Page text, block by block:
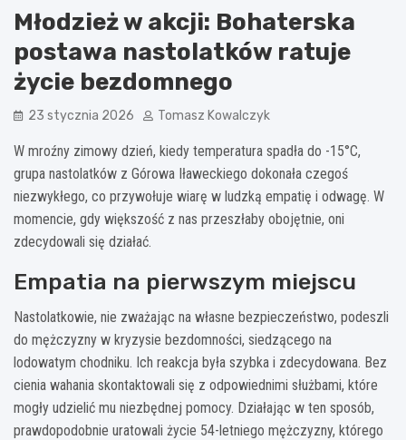
Młodzież w akcji: Bohaterska
postawa nastolatków ratuje
życie bezdomnego
23 stycznia 2026 Tomasz Kowalczyk
W mroźny zimowy dzień, kiedy temperatura spadła do -15°C,
grupa nastolatków z Górowa Iławeckiego dokonała czegoś
niezwykłego, co przywołuje wiarę w ludzką empatię i odwagę. W
momencie, gdy większość z nas przeszłaby obojętnie, oni
zdecydowali się działać.
Empatia na pierwszym miejscu
Nastolatkowie, nie zważając na własne bezpieczeństwo, podeszli
do mężczyzny w kryzysie bezdomności, siedzącego na
lodowatym chodniku. Ich reakcja była szybka i zdecydowana. Bez
cienia wahania skontaktowali się z odpowiednimi służbami, które
mogły udzielić mu niezbędnej pomocy. Działając w ten sposób,
prawdopodobnie uratowali życie 54-letniego mężczyzny, którego